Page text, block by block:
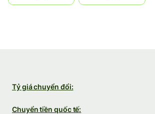
Tỷ giá chuyển đổi:
Chuyển tiền quốc tế: